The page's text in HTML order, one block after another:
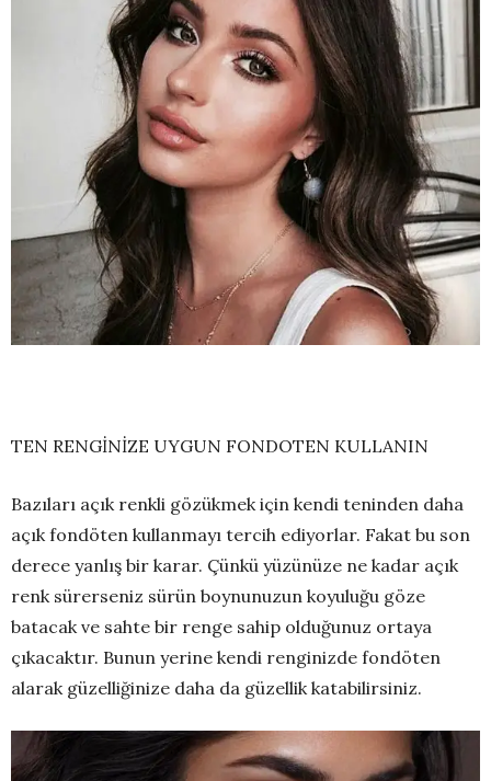
TEN RENGİNİZE UYGUN FONDOTEN KULLANIN
Bazıları açık renkli gözükmek için kendi teninden daha
açık fondöten kullanmayı tercih ediyorlar. Fakat bu son
derece yanlış bir karar. Çünkü yüzünüze ne kadar açık
renk sürerseniz sürün boynunuzun koyuluğu göze
batacak ve sahte bir renge sahip olduğunuz ortaya
çıkacaktır. Bunun yerine kendi renginizde fondöten
alarak güzelliğinize daha da güzellik katabilirsiniz.